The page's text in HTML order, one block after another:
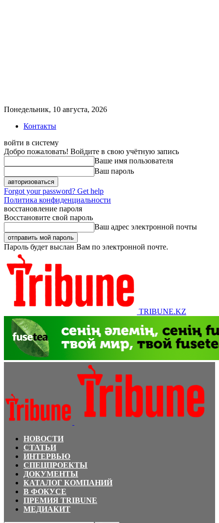
Понедельник, 10 августа, 2026
Контакты
войти в систему
Добро пожаловать! Войдите в свою учётную запись
Ваше имя пользователя
Ваш пароль
Forgot your password? Get help
Политика конфиденциальности
восстановление пароля
Восстановите свой пароль
Ваш адрес электронной почты
Пароль будет выслан Вам по электронной почте.
TRIBUNE.KZ
НОВОСТИ
СТАТЬИ
ИНТЕРВЬЮ
СПЕЦПРОЕКТЫ
ДОКУМЕНТЫ
КАТАЛОГ КОМПАНИЙ
В ФОКУСЕ
ПРЕМИЯ TRIBUNE
МЕДИАКИТ